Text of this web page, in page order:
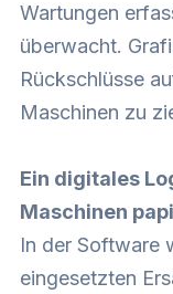
Wartungen
überwacht.
Rückschlüsse
Maschinen zu
Ein digitales
Maschinen
In der Software
eingesetzten